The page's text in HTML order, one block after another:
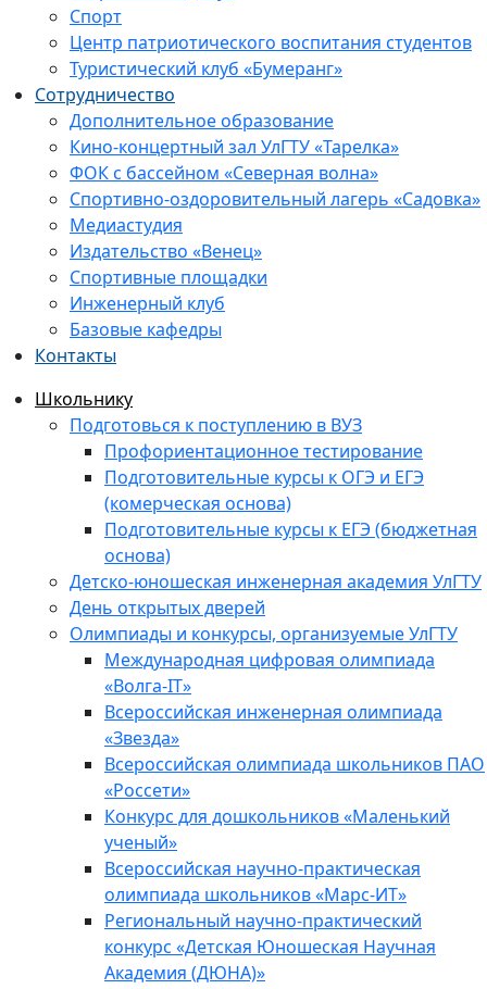
Спорт
Центр патриотического воспитания студентов
Туристический клуб «Бумеранг»
Сотрудничество
Дополнительное образование
Кино-концертный зал УлГТУ «Тарелка»
ФОК с бассейном «Северная волна»
Спортивно-оздоровительный лагерь «Садовка»
Медиастудия
Издательство «Венец»
Спортивные площадки
Инженерный клуб
Базовые кафедры
Контакты
Школьнику
Подготовься к поступлению в ВУЗ
Профориентационное тестирование
Подготовительные курсы к ОГЭ и ЕГЭ
(комерческая основа)
Подготовительные курсы к ЕГЭ (бюджетная
основа)
Детско-юношеская инженерная академия УлГТУ
День открытых дверей
Олимпиады и конкурсы, организуемые УлГТУ
Международная цифровая олимпиада
«Волга-IT»
Всероссийская инженерная олимпиада
«Звезда»
Всероссийская олимпиада школьников ПАО
«Россети»
Конкурс для дошкольников «Маленький
ученый»
Всероссийская научно-практическая
олимпиада школьников «Марс-ИТ»
Региональный научно-практический
конкурс «Детская Юношеская Научная
Академия (ДЮНА)»